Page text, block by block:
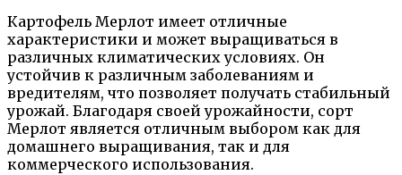
Картофель Мерлот имеет отличные
характеристики и может выращиваться в
различных климатических условиях. Он
устойчив к различным заболеваниям и
вредителям, что позволяет получать стабильный
урожай. Благодаря своей урожайности, сорт
Мерлот является отличным выбором как для
домашнего выращивания, так и для
коммерческого использования.